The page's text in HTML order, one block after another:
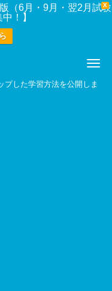
X
（6月・9月・翌2月試験
！】
プした学習方法を公開しま